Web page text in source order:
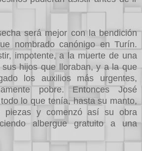
será mejor con la bendición
nombrado canónigo en Turín.
impotente, a la muerte de una
hijos que lloraban, y a la que
los auxilios más urgentes,
pobre. Entonces José
lo que tenía, hasta su manto,
piezas y comenzó así su obra
albergue gratuito a una